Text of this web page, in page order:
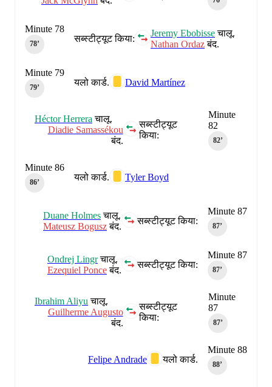
सब्स्टीट्यूट किया:
Jeremy Ebobisseचालू.
Nathan Ordazबंद.
Minute 78
78‎’‎
यलो कार्ड. David Martínez
Minute 79
79‎’‎
Minute
82
82‎’‎
सब्स्टीट्यूट
किया:
Héctor Herrera चालू.
Diadie Samassékou
बंद.
यलो कार्ड. Tyler Boyd
Minute 86
86‎’‎
Minute 87
87‎’‎
सब्स्टीट्यूट किया:
Duane Holmesचालू.
Mateusz Boguszबंद.
Minute 87
87‎’‎
सब्स्टीट्यूट किया:
Ondrej Lingrचालू.
Ezequiel Ponceबंद.
Minute
87
87‎’‎
सब्स्टीट्यूट
किया:
Ibrahim Aliyu चालू.
Guilherme Augusto
बंद.
Minute 88
88‎’‎
यलो कार्ड.
Felipe Andrade